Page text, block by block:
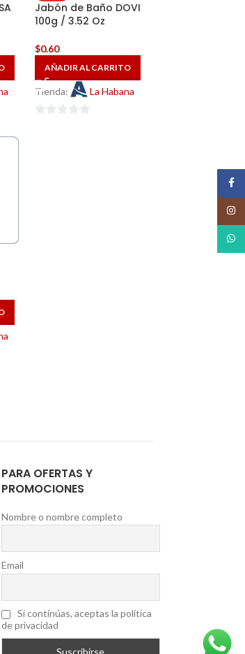
Jabón de Baño DOVI
100g / 3.52 Oz
$0.60
AÑADIR AL CARRITO
Tienda: La Habana
PARA OFERTAS Y
PROMOCIONES
Nombre o nombre completo
Email
Si continúas, aceptas la política
de privacidad